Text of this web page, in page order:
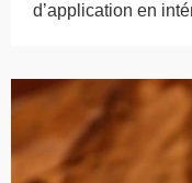
d’application en